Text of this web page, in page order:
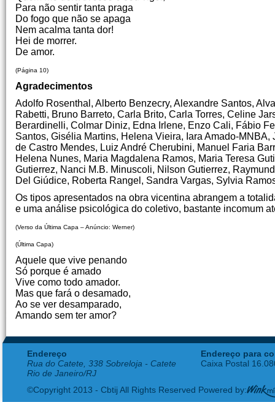
Para não sentir tanta praga
Do fogo que não se apaga
Nem acalma tanta dor!
Hei de morrer.
De amor.
(Página 10)
Agradecimentos
Adolfo Rosenthal, Alberto Benzecry, Alexandre Santos,
Rabetti, Bruno Barreto, Carla Brito, Carla Torres, Celine
Berardinelli, Colmar Diniz, Edna Irlene, Enzo Cali, Fábio
Santos, Gisélia Martins, Helena Vieira, Iara Amado-
de Castro Mendes, Luiz André Cherubini, Manuel Faria
Helena Nunes, Maria Magdalena Ramos, Maria Teresa
Gutierrez, Nanci M.B. Minuscoli, Nilson Gutierrez,
Del Giúdice, Roberta Rangel, Sandra Vargas, Sylvia
Os tipos apresentados na obra vicentina abrangem a
e uma análise psicológica do coletivo, bastante incomum
(Verso da Última Capa – Anúncio: Werner)
(Última Capa)
Aquele que vive penando
Só porque é amado
Vive como todo amador.
Mas que fará o desamado,
Ao se ver desamparado,
Amando sem ter amor?
Endereço
Rua do Catete, 338 Sobreloja - Catete
Rio de Janeiro/RJ
Endereço para
Caixa Postal
©Copyright 2013 - Cbtij All Rights Reserved Powered by: